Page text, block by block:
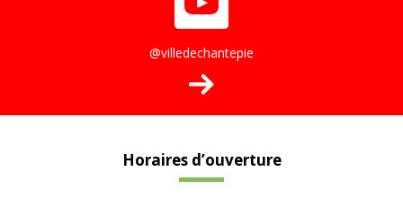
@villedechantepie
Horaires d’ouverture